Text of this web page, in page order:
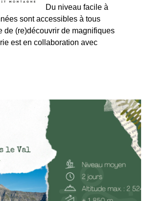
Du niveau facile à
sont accessibles à tous
de (re)découvrir de magnifiques
est en collaboration avec